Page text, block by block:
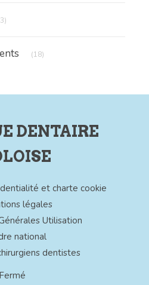
(18)
DENTAIRE
et charte cookie
légales
Utilisation
national
dentistes
Fermé